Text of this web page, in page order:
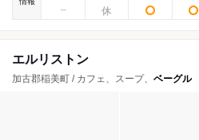
エルリストン
加古郡稲美町 / カフェ、スープ、 ベーグル